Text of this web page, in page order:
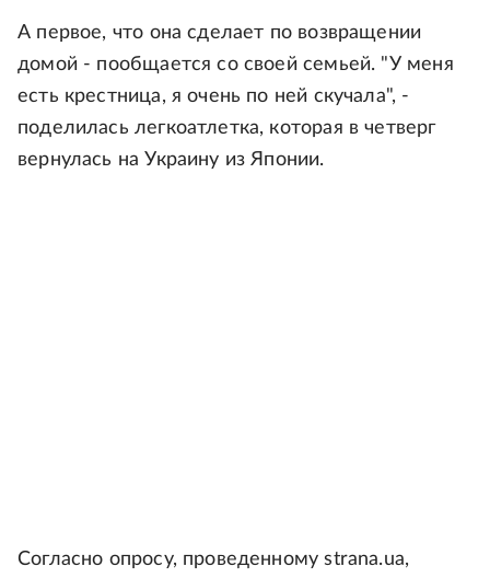
А первое, что она сделает по возвращении
домой - пообщается со своей семьей. "У меня
есть крестница, я очень по ней скучала", -
поделилась легкоатлетка, которая в четверг
вернулась на Украину из Японии.
Согласно опросу, проведенному strana.ua,